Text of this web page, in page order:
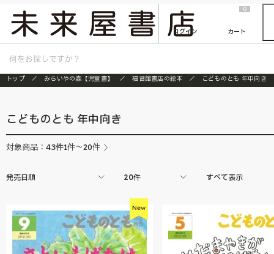
『ONE PIECE magazine 021 ONE PIECEカード付き同梱版』発売延期のご案内
ログイン
0
カート
トップ みらいやの森【児童書】 福音館書店の絵本 こどものとも 年中向き
こどものとも 年中向き
対象商品： 43件1件～20件
発売日順 20件 すべて表示